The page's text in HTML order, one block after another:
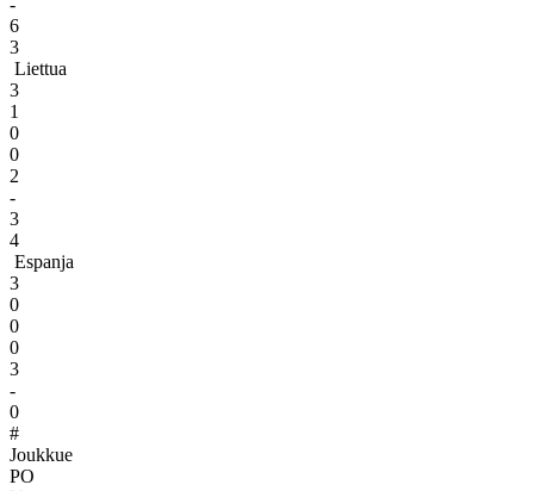
6
3
Liettua
3
1
0
0
2
-
3
4
Espanja
3
0
0
0
3
-
0
#
Joukkue
PO